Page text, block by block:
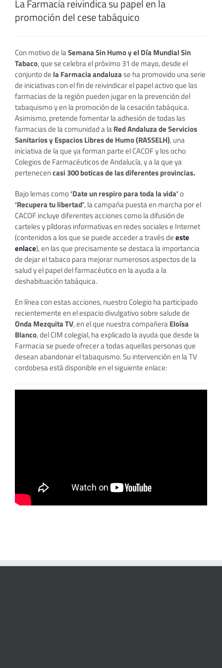
La Farmacia reivindica su papel en la
promoción del cese tabáquico
Con motivo de laSemana Sin Humo y el Día Mundial Sin
Tabaco, que se celebra el próximo 31 de mayo, desde el
conjunto de la Farmacia andaluzase ha promovido una serie
de iniciativas con el fin de reivindicar el papel activo que las
farmacias de la región pueden jugar en la prevención del
tabaquismo y en la promoción de la cesación tabáquica.
Asimismo, pretende fomentar la adhesión de todas las
farmacias de la comunidad a laRed Andaluza de Servicios
Sanitarios y Espacios Libres de Humo (RASSELH), una
iniciativa de la que ya forman parte el CACOF y los ocho
Colegios de Farmacéuticos de Andalucía, y a la que ya
pertenecencasi 300 boticas de las diferentes provincias.
Bajo lemas como‘Date un respiro para toda la vida’o
‘Recupera tu libertad’, la campaña puesta en marcha por el
CACOF incluye diferentes acciones como la difusión de
carteles y píldoras informativas en redes sociales e Internet
(contenidos a los que se puede acceder a través deeste
enlace), en las que precisamente se destaca la importancia
de dejar el tabaco para mejorar numerosos aspectos de la
salud y el papel del farmacéutico en la ayuda a la
deshabituación tabáquica.
En línea con estas acciones, nuestro Colegio ha participado
recientemente en el espacio divulgativo sobre salude de
Onda Mezquita TV, en el que nuestra compañeraEloísa
Blanco, del CIM colegial, ha explicado la ayuda que desde la
Farmacia se puede ofrecer a todas aquellas personas que
desean abandonar el tabaquismo. Su intervención en la TV
cordobesa está disponible en el siguiente enlace: